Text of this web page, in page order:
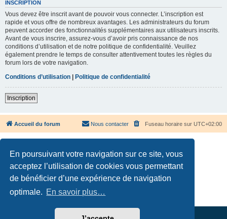
En poursuivant votre navigation sur ce site, vous
acceptez l’utilisation de cookies vous permettant
de bénéficier d’une expérience de navigation
optimale. En savoir plus…
INSCRIPTION
Vous devez être inscrit avant de pouvoir vous connecter. L’inscription est
rapide et vous offre de nombreux avantages. Les administrateurs du forum
peuvent accorder des fonctionnalités supplémentaires aux utilisateurs inscrits.
Avant de vous inscrire, assurez-vous d’avoir pris connaissance de nos
conditions d’utilisation et de notre politique de confidentialité. Veuillez
également prendre le temps de consulter attentivement toutes les règles du
forum lors de votre navigation.
Conditions d’utilisation
Politique de confidentialité
Inscription
Accueil du forum Fuseau horaire sur UTC+02:00
Nous contacter
Développé parphpBB® Forum Software © phpBB Limited
Confidentialité